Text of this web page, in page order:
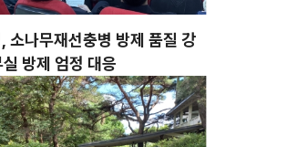
소나무재선충병 방제 품질 강
방제 엄정 대응